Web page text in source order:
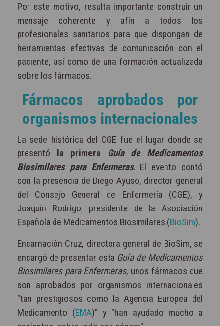
Por este motivo, resulta importante construir un
mensaje coherente y afín a todos los
profesionales sanitarios para que dispongan de
herramientas efectivas de comunicación con el
paciente, así como de una formación actualizada
sobre los fármacos.
Fármacos aprobados por
organismos internacionales
La sede histórica del CGE fue el lugar donde se
presentó la primera Guía de Medicamentos
Biosimilares para Enfermeras. El evento contó
con la presencia de Diego Ayuso, director general
del Consejo General de Enfermería (CGE), y
Joaquín Rodrigo, presidente de la Asociación
Española de Medicamentos Biosimilares (BioSim).
Encarnación Cruz, directora general de BioSim, se
encargó de presentar esta Guía de Medicamentos
Biosimilares para Enfermeras, unos fármacos que
son aprobados por organismos internacionales
"tan prestigiosos como la Agencia Europea del
Medicamento (EMA)" y "han ayudado mucho a